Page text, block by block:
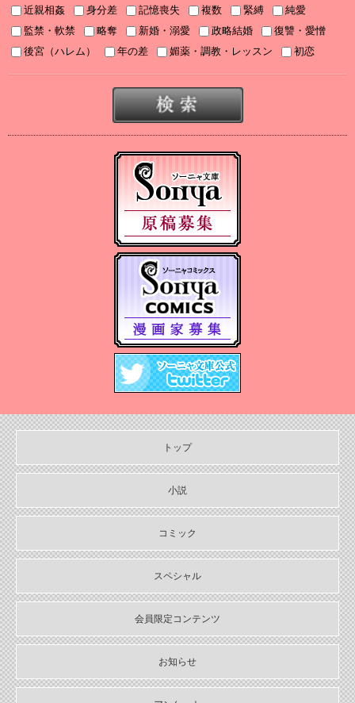
2025/08/05
2025年８月刊電子書籍配信のお知らせ
2025年７月刊電子書籍配信のお知らせ
2025年５月刊電子書籍配信のお知らせ
2025年４月刊電子書籍配信のお知らせ
2025年３月刊電子書籍配信のお知らせ
【Sonyaコミックス 電子書店配信開始】悪人の恋１、みそっかす
2024年12月刊電子書籍配信のお知らせ
【11月６日発売】Sonyaコミックス『悪人の恋1』『みそっかす王女
の結婚事情1』特典情報
2024/10/29
【11月上旬〜12月上旬】Sonyaコミックス４周年フェア特典情報
2024/10/29
【期間限定無料配信！】Sonyaコミックス【単話お試し読み合本
版】
2024/10/04
2024年10月刊電子書籍配信のお知らせ
2024/09/04
2024年９月刊電子書籍配信のお知らせ
2024/08/05
2024年８月刊電子書籍配信のお知らせ
近親相姦 身分差 記憶喪失 複数 緊縛
純愛
監禁・軟禁
略奪 新婚・溺愛 政略結婚
復讐・愛憎
後宮（ハレム）
年の差 媚薬・調教・レッスン 初恋
トップ
小説
コミック
スペシャル
会員限定コンテンツ
お知らせ